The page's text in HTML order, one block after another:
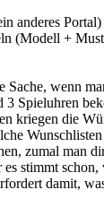
anderes
(Modell +
Sache, wenn
3 Spieluhren
kriegen die
zumal man
stimmt
damit,